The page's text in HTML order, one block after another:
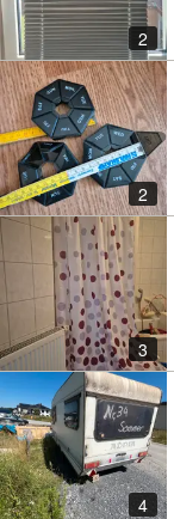
2
2
3
4